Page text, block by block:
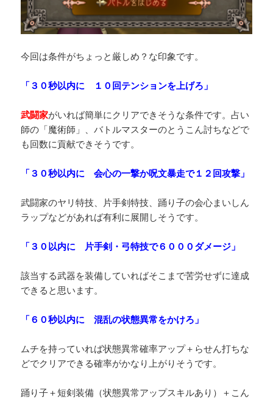
今回は条件がちょっと厳しめ？な印象です。
「３０秒以内に １０回テンションを上げろ」
武闘家がいれば簡単にクリアできそうな条件です。占い
師の「魔術師」、バトルマスターのとうこん討ちなどで
も回数に貢献できそうです。
「３０秒以内に 会心の一撃か呪文暴走で１２回攻撃」
武闘家のヤリ特技、片手剣特技、踊り子の会心まいしん
ラップなどがあれば有利に展開しそうです。
「３０以内に 片手剣・弓特技で６０００ダメージ」
該当する武器を装備していればそこまで苦労せずに達成
できると思います。
「６０秒以内に 混乱の状態異常をかけろ」
ムチを持っていれば状態異常確率アップ＋らせん打ちな
どでクリアできる確率がかなり上がりそうです。
踊り子＋短剣装備（状態異常アップスキルあり）＋こん